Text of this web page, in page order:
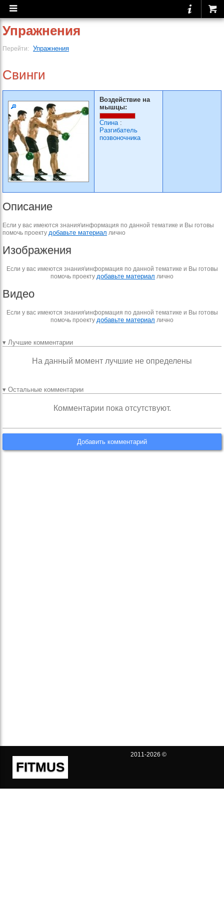
Упражнения
Перейти: Упражнения
Свинги
Воздействие на
мышцы:
Спина:
Разгибатель
позвоночника
Описание
Если у вас имеются знания\информация по данной тематике и Вы готовы
помочь проекту добавьте материал лично
Изображения
Если у вас имеются знания\информация по данной тематике и Вы готовы
помочь проекту добавьте материал лично
Видео
Если у вас имеются знания\информация по данной тематике и Вы готовы
помочь проекту добавьте материал лично
▾ Лучшие комментарии
На данный момент лучшие не определены
▾ Остальные комментарии
Комментарии пока отсутствуют.
Добавить комментарий
FITMUS
2011-2026 ©